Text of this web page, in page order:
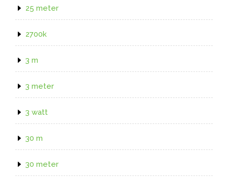
25 meter
2700k
3 m
3 meter
3 watt
30 m
30 meter